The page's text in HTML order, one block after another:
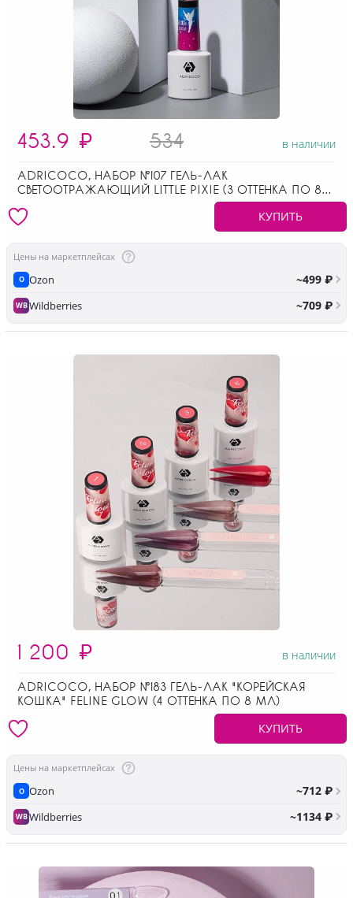
453.9 ₽ 534 в наличии
ADRICOCO, НАБОР №107 ГЕЛЬ-ЛАК
СВЕТООТРАЖАЮЩИЙ LITTLE PIXIE (3 ОТТЕНКА ПО 8
КУПИТЬ
Цены на маркетплейсах
O Ozon ~499 ₽
WBWildberries ~709 ₽
1 200 ₽ в наличии
ADRICOCO, НАБОР №183 ГЕЛЬ-ЛАК "КОРЕЙСКАЯ
КОШКА" FELINE GLOW (4 ОТТЕНКА ПО 8 МЛ)
КУПИТЬ
Цены на маркетплейсах
O Ozon ~712 ₽
WBWildberries ~1134 ₽